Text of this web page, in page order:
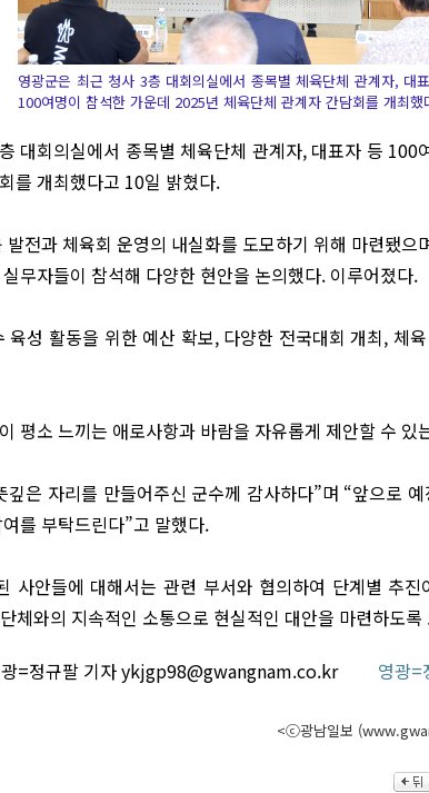
영광군은 최근 청사 3층 대회의실에서 종목별 체육단체 관계자, 대
100여명이 참석한 가운데 2025년 체육단체 관계자 간담회를 개최했
대회의실에서 종목별 체육단체 관계자, 대표자 등 100
를 개최했다고 10일 밝혔다.
발전과 체육회 운영의 내실화를 도모하기 위해 마련됐으
무자들이 참석해 다양한 현안을 논의했다. 이루어졌다.
육성 활동을 위한 예산 확보, 다양한 전국대회 개최, 체
평소 느끼는 애로사항과 바람을 자유롭게 제안할 수 있
깊은 자리를 만들어주신 군수께 감사하다”며 “앞으로
를 부탁드린다”고 말했다.
사안들에 대해서는 관련 부서와 협의하여 단계별 추
체와의 지속적인 소통으로 현실적인 대안을 마련하도
=정규팔 기자 ykjgp98@gwangnam.co.kr
영광=
<ⓒ광남일보